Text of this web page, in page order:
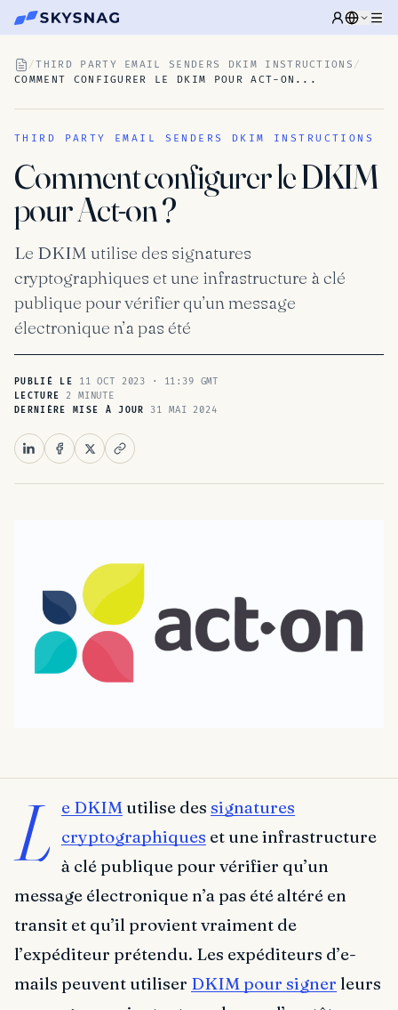
/THIRD PARTY EMAIL SENDERS DKIM INSTRUCTIONS /
COMMENT CONFIGURER LE DKIM POUR ACT-ON...
THIRD PARTY EMAIL SENDERS DKIM INSTRUCTIONS
Comment configurer le DKIM
pour Act-on ?
Le DKIM utilise des signatures
cryptographiques et une infrastructure à clé
publique pour vérifier qu’un message
électronique n’a pas été
PUBLIÉ LE 11 OCT 2023 · 11:39 GMT
LECTURE 2 MINUTE
DERNIÈRE MISE À JOUR 31 MAI 2024
L e DKIM utilise des signatures
cryptographiques et une infrastructure
à clé publique pour vérifier qu’un
message électronique n’a pas été altéré en
transit et qu’il provient vraiment de
l’expéditeur prétendu. Les expéditeurs d’e-
mails peuvent utiliser DKIM pour signer leurs